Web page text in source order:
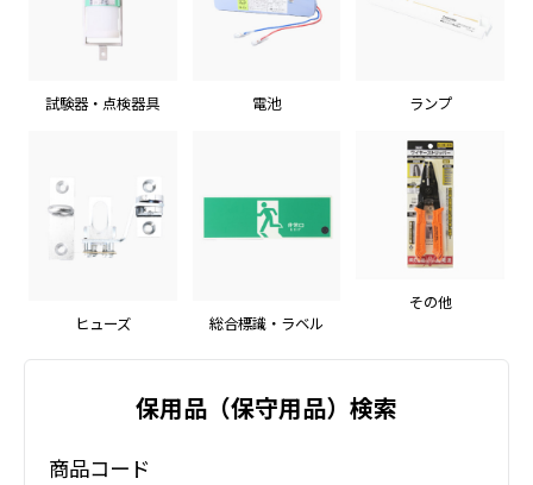
試験器・点検器具 電池 ランプ
ヒューズ 総合標識・ラベル
その他
保用品（保守用品）検索
商品コード